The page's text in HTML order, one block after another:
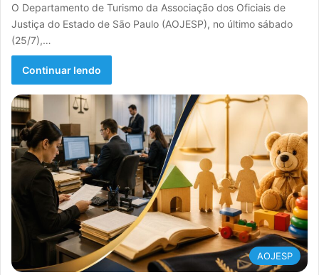
O Departamento de Turismo da Associação dos Oficiais de
Justiça do Estado de São Paulo (AOJESP), no último sábado
(25/7),…
Continuar lendo
AOJESP